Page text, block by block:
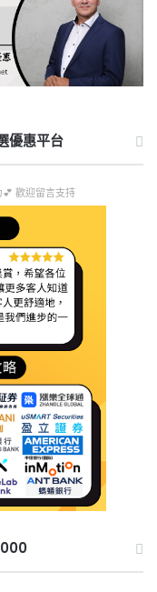
優惠平台
歡迎留言支持